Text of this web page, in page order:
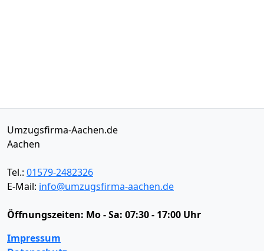
Umzugsfirma-Aachen.de
Aachen
Tel.: 01579-2482326
E-Mail: info@umzugsfirma-aachen.de
Öffnungszeiten: Mo - Sa: 07:30 - 17:00 Uhr
Impressum